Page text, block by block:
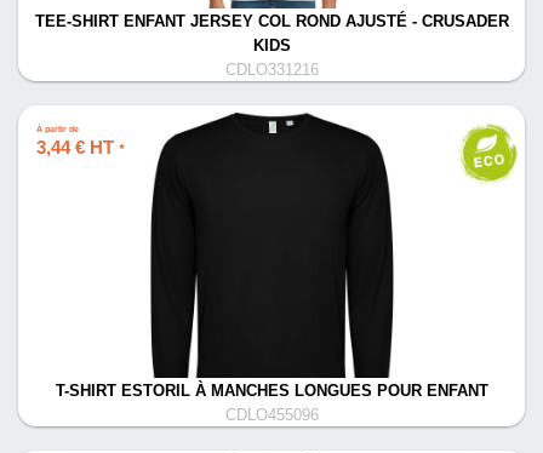
TEE-SHIRT ENFANT JERSEY COL ROND AJUSTÉ - CRUSADER
KIDS
CDLO331216
À partir de
3,44 € HT *
T-SHIRT ESTORIL À MANCHES LONGUES POUR ENFANT
CDLO455096